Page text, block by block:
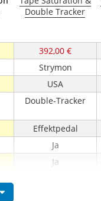
Double Tracker
392,00 €
Strymon
USA
Double-Tracker
Effektpedal
Ja
Ja